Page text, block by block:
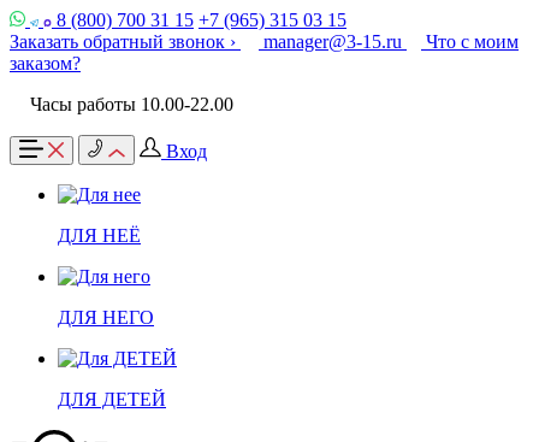
8 (800) 700 31 15 +7 (965) 315 03 15
Заказать обратный звонок ›
manager@3-15.ru
Что с моим
заказом?
Часы работы 10.00-22.00
Вход
ДЛЯ НЕЁ
ДЛЯ НЕГО
ДЛЯ ДЕТЕЙ